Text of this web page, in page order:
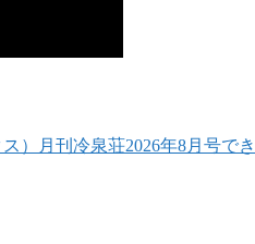
）月刊冷泉荘2026年8月号でき